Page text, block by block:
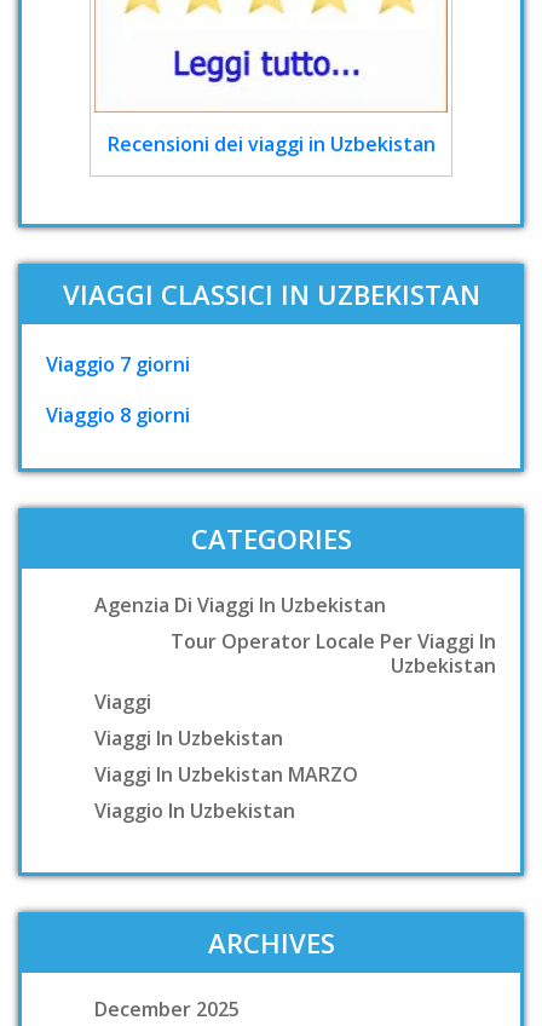
Recensioni dei viaggi in Uzbekistan
VIAGGI CLASSICI IN UZBEKISTAN
Viaggio 7 giorni
Viaggio 8 giorni
CATEGORIES
Agenzia Di Viaggi In Uzbekistan
Tour Operator Locale Per Viaggi In
Uzbekistan
Viaggi
Viaggi In Uzbekistan
Viaggi In Uzbekistan MARZO
Viaggio In Uzbekistan
ARCHIVES
December 2025